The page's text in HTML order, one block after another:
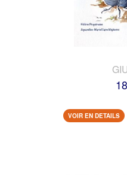
VOIR EN DETAILS